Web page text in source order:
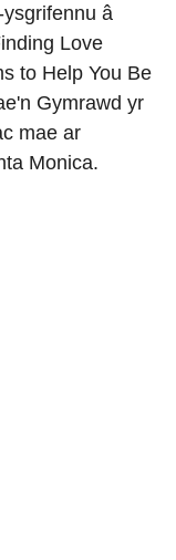
ysgrifennu â
Love
to Help You Be
Gymrawd yr
mae ar
Monica.